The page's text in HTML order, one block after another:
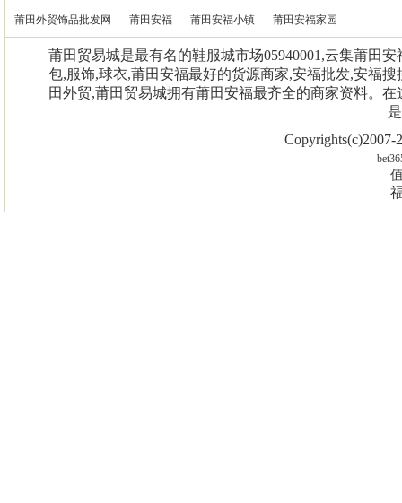
莆田外贸饰品批发网 莆田安福 莆田安福小镇 莆田安福家园
莆田贸易城是最有名的鞋服城市场05940001,云集莆田
包,服饰,球衣,莆田安福最好的货源商家,安福批发,安福
田外贸,莆田贸易城拥有莆田安福最齐全的商家资料。